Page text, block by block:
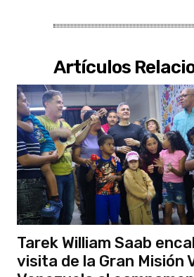
Artículos
Tarek William Saab
visita de la Gran Misión